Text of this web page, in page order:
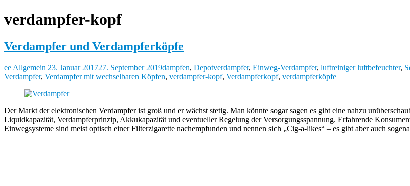
verdampfer-kopf
Verdampfer und Verdampferköpfe
ee Allgemein 23. Januar 201727. September 2019dampfen, Depotverdampfer, Einweg-Verdampfer, luftreiniger luftbefeuchter,
Verdampfer, Verdampfer mit wechselbaren Köpfen, verdampfer-kopf, Verdampferkopf, verdampferköpfe
Der Markt der elektronischen Verdampfer ist groß und er wächst stetig. Man könnte sogar sagen es gibt eine nahzu
Liquidkapazität, Verdampferprinzip, Akkukapazität und eventueller Regelung der Versorgungsspannung. Erfahrende
Einwegsysteme sind meist optisch einer Filterzigarette nachempfunden und nennen sich „Cig-a-likes“ – es gibt aber auch